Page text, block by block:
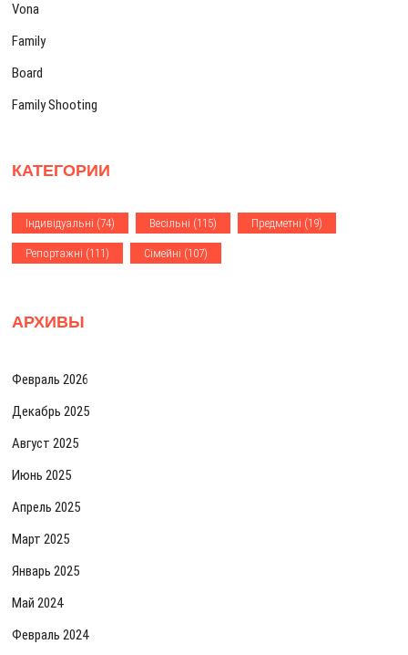
з
а
я
м
Vona
Family
Board
Family Shooting
КАТЕГОРИИ
Iндивiдуальнi (74) Весiльнi (115) Предметнi (19)
Репортажнi (111) Сiмейнi (107)
АРХИВЫ
Февраль 2026
Декабрь 2025
Август 2025
Июнь 2025
Апрель 2025
Март 2025
Январь 2025
Май 2024
Февраль 2024